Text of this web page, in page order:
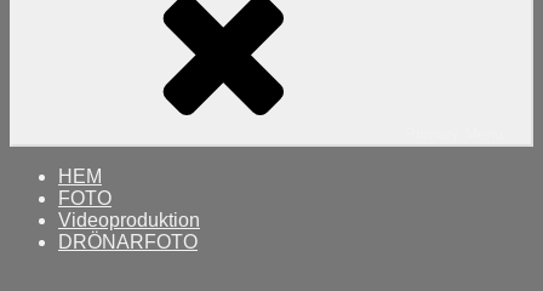
HEM
FOTO
Videoproduktion
DRÖNARFOTO